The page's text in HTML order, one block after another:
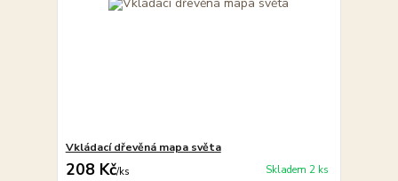
Vkládací dřevěná mapa světa
208 Kč/ks Skladem 2 ks